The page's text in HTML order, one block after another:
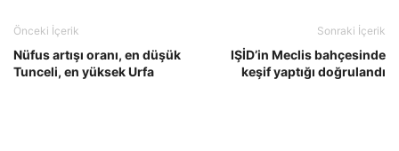
Önceki İçerik
Nüfus artışı oranı, en düşük
Tunceli, en yüksek Urfa
Sonraki İçerik
IŞİD’in Meclis bahçesinde
keşif yaptığı doğrulandı